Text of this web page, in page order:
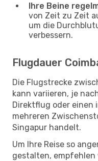
Ihre Beine
von Zeit zu Zeit
um die
verbessern.
Flugdauer
Die Flugstrecke
kann variieren, je
Direktflug oder einen
mehreren
Singapur handelt.
Um Ihre Reise so
gestalten, empfehlen